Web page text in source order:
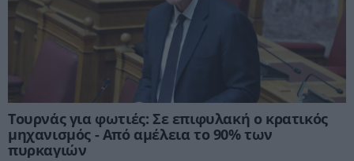
Τουρνάς για φωτιές: Σε επιφυλακή ο κρατικός
μηχανισμός - Από αμέλεια το 90% των
πυρκαγιών